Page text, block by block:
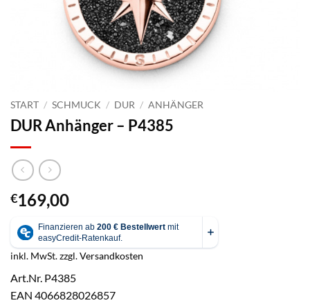
START / SCHMUCK / DUR / ANHÄNGER
DUR Anhänger – P4385
€169,00
inkl. MwSt.zzgl.Versandkosten
Art.Nr. P4385
EAN 4066828026857